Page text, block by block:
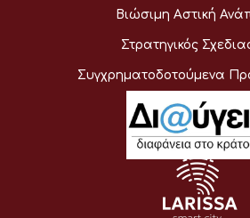
Βιώσιμη Αστική
Στρατηγικός
Συγχρηματοδοτούμενα